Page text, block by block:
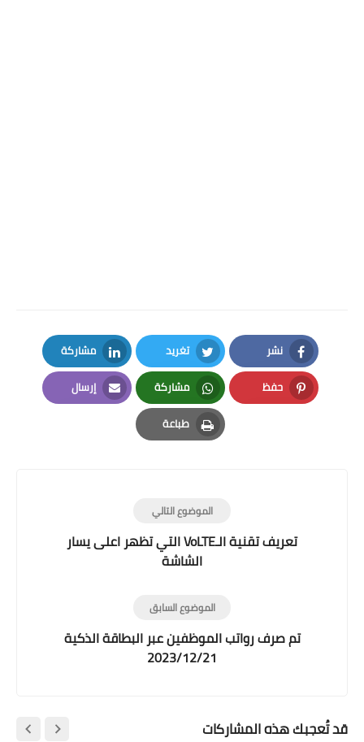
نشر
Facebook
تغريد
Twitter
مشاركة
LinkedIn
حفظ
Pinterest
مشاركة
Whatsapp
إرسال
Email
طباعة
Print
الموضوع التالي
تعريف تقنية الـVoLTE التي تظهر اعلى يسار
الشاشة
الموضوع السابق
تم صرف رواتب الموظفين عبر البطاقة الذكية
2023/12/21
قد تُعجبك هذه المشاركات